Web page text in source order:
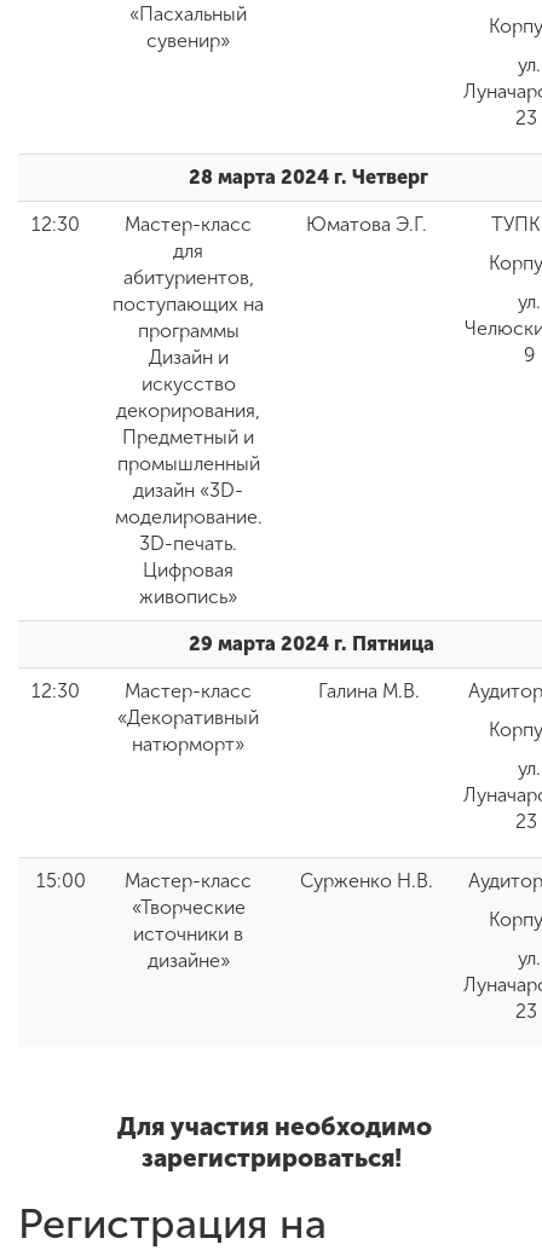
«Пасхальный
сувенир»
ул.
23
28 марта 2024 г. Четверг
12:30
Мастер-класс
для
абитуриентов,
поступающих на
программы
Дизайн и
искусство
декорирования,
Предметный и
промышленный
дизайн «3D-
моделирование.
3D-печать.
Цифровая
живопись»
Юматова Э.Г.
ТУПК
ул.
9
29 марта 2024 г. Пятница
12:30
Мастер-класс
«Декоративный
натюрморт»
Галина М.В.
ул.
23
15:00
Мастер-класс
«Творческие
источники в
дизайне»
Сурженко Н.В.
ул.
23
Для участия необходимо
зарегистрироваться!
Регистрация на